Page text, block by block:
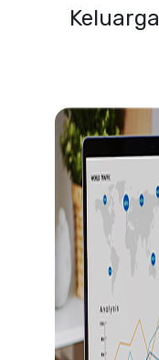
Keluarga